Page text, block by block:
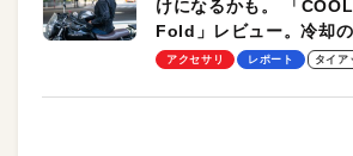
けになるかも。 「
Fold」レビュー。冷却
却プレート、シンプルな
アクセサリ レポート タイア